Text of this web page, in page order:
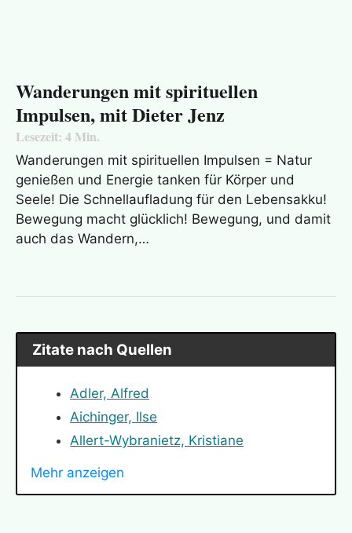
Wanderungen mit spirituellen
Impulsen, mit Dieter Jenz
Lesezeit: 4 Min.
Wanderungen mit spirituellen Impulsen = Natur
genießen und Energie tanken für Körper und
Seele! Die Schnellaufladung für den Lebensakku!
Bewegung macht glücklich! Bewegung, und damit
auch das Wandern,…
Zitate nach Quellen
Adler, Alfred
Aichinger, Ilse
Allert-Wybranietz, Kristiane
Angelou, Maya
Mehr anzeigen